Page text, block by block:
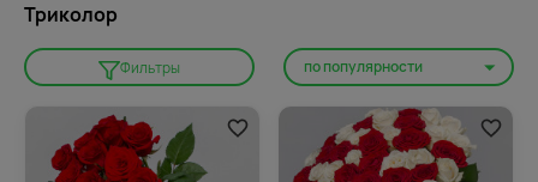
Триколор
Фильтры по популярности